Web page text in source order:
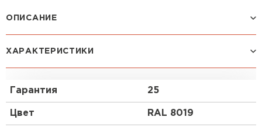
ОПИСАНИЕ
Покрытие VikingMP® E:
толстых и долговечных матовых покрытий на
рынке. За счёт полиуретана в своём составе
VikingMP
E отлично противостоит механическим
повреждениям и царапинам. Данная
ХАРАКТЕРИСТИКИ
Гарантия 25
Цвет RAL 8019